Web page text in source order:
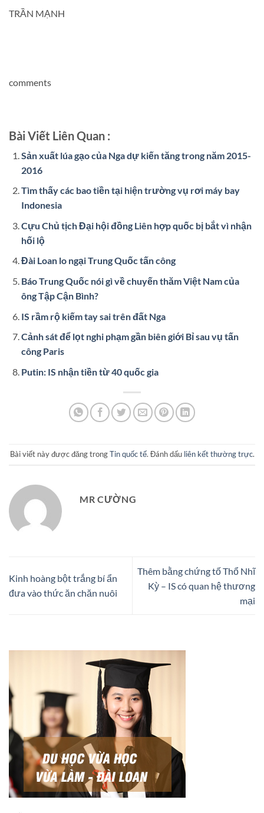
TRẦN MẠNH
comments
Bài Viết Liên Quan :
Sản xuất lúa gạo của Nga dự kiến tăng trong năm 2015-
2016
Tìm thấy các bao tiền tại hiện trường vụ rơi máy bay
Indonesia
Cựu Chủ tịch Đại hội đồng Liên hợp quốc bị bắt vì nhận
hối lộ
Đài Loan lo ngại Trung Quốc tấn công
Báo Trung Quốc nói gì về chuyến thăm Việt Nam của
ông Tập Cận Bình?
IS rầm rộ kiếm tay sai trên đất Nga
Cảnh sát để lọt nghi phạm gần biên giới Bỉ sau vụ tấn
công Paris
Putin: IS nhận tiền từ 40 quốc gia
Bài viết này được đăng trongTin quốc tế. Đánh dấu liên kết thường trực.
MR CƯỜNG
Kinh hoàng bột trắng bí ẩn
đưa vào thức ăn chăn nuôi
Thêm bằng chứng tố Thổ Nhĩ
Kỳ – IS có quan hệ thương
mại